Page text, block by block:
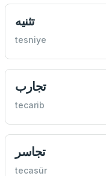
تثنيه
tesniye
تجارب
tecarib
تجاسر
tecasür